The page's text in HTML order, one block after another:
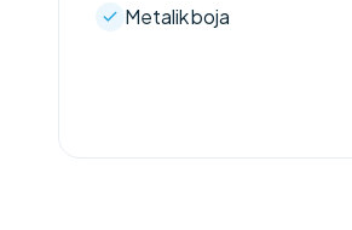
Metalik boja